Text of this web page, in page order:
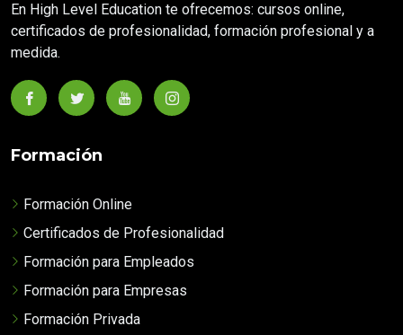
En High Level Education te ofrecemos: cursos online,
certificados de profesionalidad, formación profesional y a
medida.
Formación
Formación Online
Certificados de Profesionalidad
Formación para Empleados
Formación para Empresas
Formación Privada